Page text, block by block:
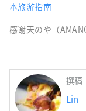
本旅游指南
感谢天のや（
撰稿
Lin